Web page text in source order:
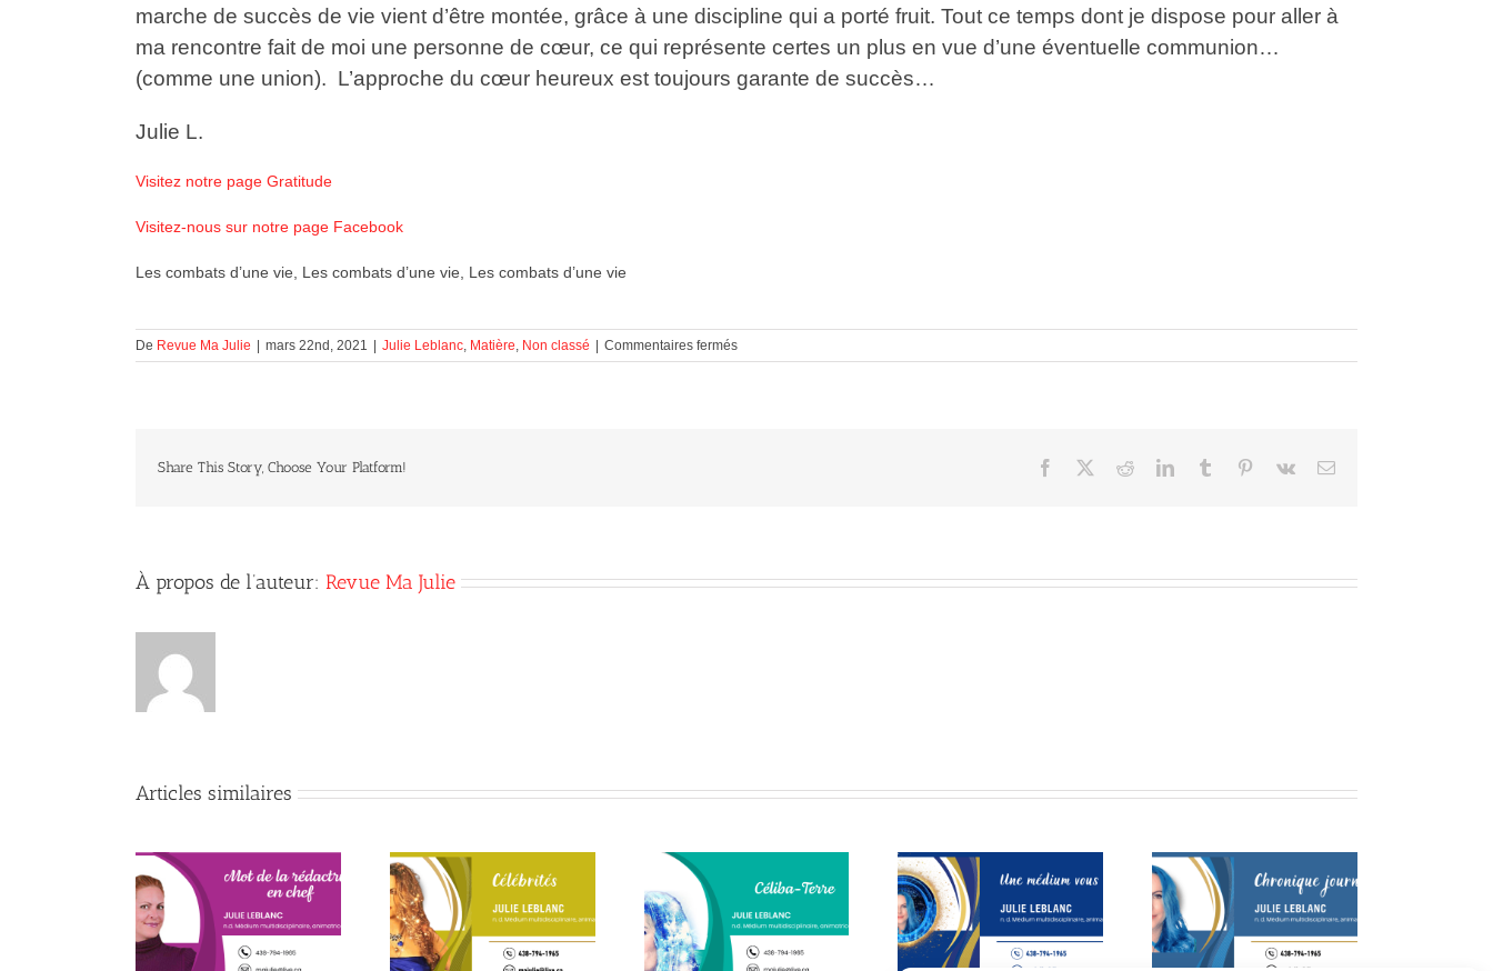
marche de succès de vie vient d’être montée, grâce à une discipline qui a porté fruit. Tout ce temps dont je dispose pour aller à
ma rencontre fait de moi une personne de cœur, ce qui représente certes un plus en vue d’une éventuelle communion…
(comme une union). L’approche du cœur heureux est toujours garante de succès…
Julie L.
Visitez notre page Gratitude
Visitez-nous sur notre page Facebook
Les combats d’une vie, Les combats d’une vie, Les combats d’une vie
De Revue Ma Julie | mars 22nd, 2021 | Julie Leblanc, Matière, Non classé | Commentaires ferméssur
Les
Share This Story, Choose Your Platform! Facebook RedditLinkedInTumblr Pinterest
Vk Courriel
À propos de l’auteur: Revue Ma Julie
Articles similaires
Début de la quatrième
année
Le père que mon âme a
choisi – 2ᵉ partie
Une médium vous
répond
C’est compliqué! (suite)
La voix de la conscience
et du mieux-être